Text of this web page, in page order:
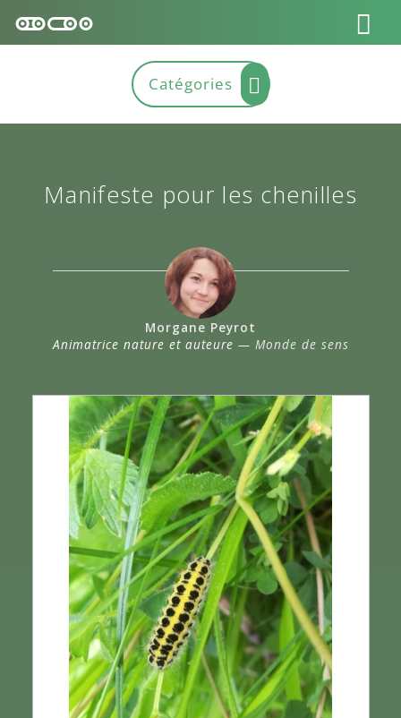
Manifeste pour les chenilles
Morgane Peyrot
Animatrice nature et auteure — Monde de sens